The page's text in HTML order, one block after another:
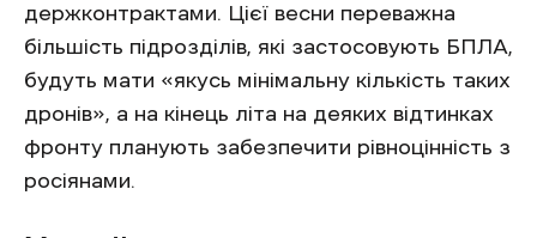
держконтрактами. Цієї весни переважна
більшість підрозділів, які застосовують БПЛА,
будуть мати «якусь мінімальну кількість таких
дронів», а на кінець літа на деяких відтинках
фронту планують забезпечити рівноцінність з
росіянами.